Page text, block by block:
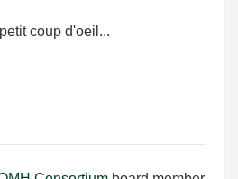
coup d'oeil...